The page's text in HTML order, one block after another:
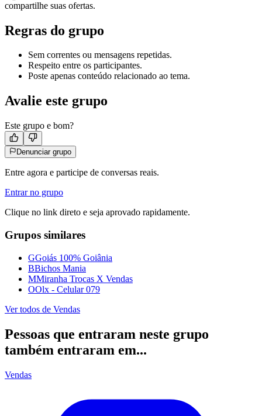
compartilhe suas ofertas.
Regras do grupo
Sem correntes ou mensagens repetidas.
Respeito entre os participantes.
Poste apenas conteúdo relacionado ao tema.
Avalie este grupo
Este grupo e bom?
Denunciar grupo
Entre agora e participe de conversas reais.
Entrar no grupo
Clique no link direto e seja aprovado rapidamente.
Grupos similares
GGoiás 100% Goiânia
BBichos Mania
MMiranha Trocas X Vendas
OOlx - Celular 079
Ver todos de Vendas
Pessoas que entraram neste grupo
também entraram em...
Vendas